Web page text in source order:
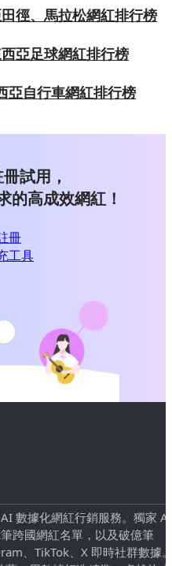
徑、馬拉松網紅排行榜
亞足球網紅排行榜
自行車網紅排行榜
試用，
的高成效網紅！
冊
工具
數據化網紅行銷服務。獨家 AI
跨國網紅名單，以及破億筆
、TikTok、X 即時社群數據